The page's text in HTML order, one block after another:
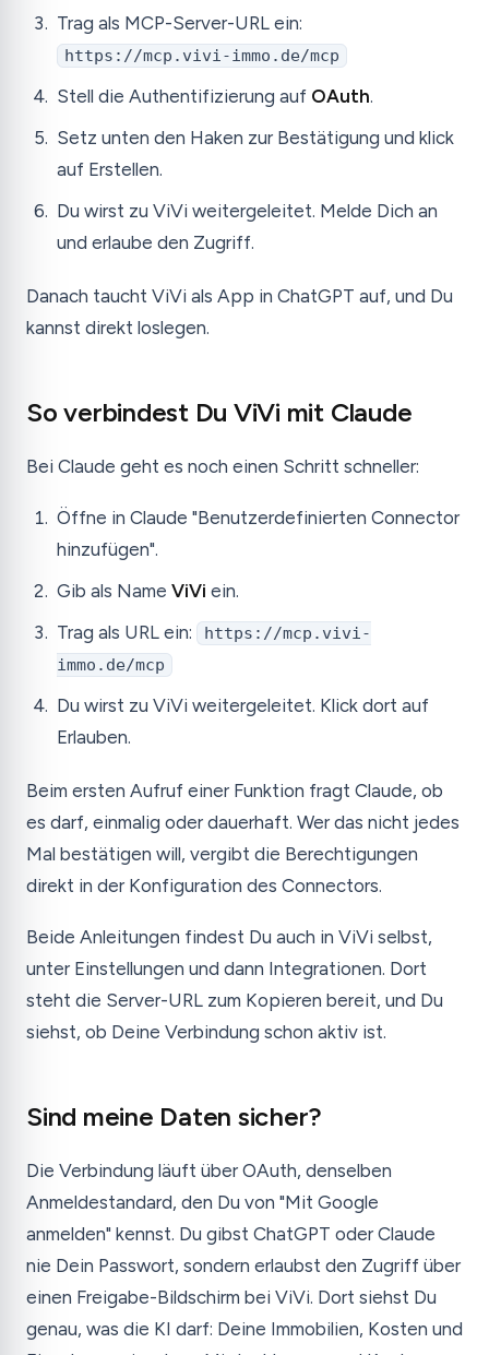
Trag als MCP-Server-URL ein:
https://mcp.vivi-immo.de/mcp
Stell die Authentifizierung auf OAuth.
Setz unten den Haken zur Bestätigung und klick
auf Erstellen.
Du wirst zu ViVi weitergeleitet. Melde Dich an
und erlaube den Zugriff.
Danach taucht ViVi als App in ChatGPT auf, und Du
kannst direkt loslegen.
So verbindest Du ViVi mit Claude
Bei Claude geht es noch einen Schritt schneller:
Öffne in Claude "Benutzerdefinierten Connector
hinzufügen".
Gib als Name ViVi ein.
Trag als URL ein:
https://mcp.vivi-
immo.de/mcp
Du wirst zu ViVi weitergeleitet. Klick dort auf
Erlauben.
Beim ersten Aufruf einer Funktion fragt Claude, ob
es darf, einmalig oder dauerhaft. Wer das nicht jedes
Mal bestätigen will, vergibt die Berechtigungen
direkt in der Konfiguration des Connectors.
Beide Anleitungen findest Du auch in ViVi selbst,
unter Einstellungen und dann Integrationen. Dort
steht die Server-URL zum Kopieren bereit, und Du
siehst, ob Deine Verbindung schon aktiv ist.
Sind meine Daten sicher?
Die Verbindung läuft über OAuth, denselben
Anmeldestandard, den Du von "Mit Google
anmelden" kennst. Du gibst ChatGPT oder Claude
nie Dein Passwort, sondern erlaubst den Zugriff über
einen Freigabe-Bildschirm bei ViVi. Dort siehst Du
genau, was die KI darf: Deine Immobilien, Kosten und